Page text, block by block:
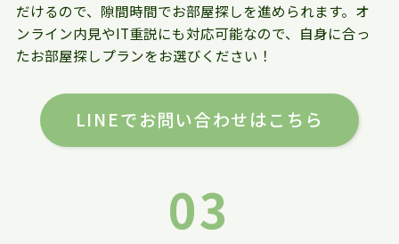
だけるので、隙間時間でお部屋探しを進められます。オ
ンライン内見やIT重説にも対応可能なので、自身に合っ
たお部屋探しプランをお選びください！
LINEでお問い合わせはこちら
03